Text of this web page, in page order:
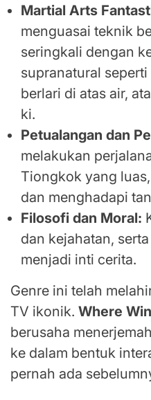
Martial Arts
menguasai teknik
seringkali dengan
supranatural
berlari di atas air,
ki.
Petualangan dan
melakukan
Tiongkok yang
dan menghadapi
Filosofi dan Moral:
dan kejahatan,
menjadi inti cerita.
Genre ini telah
TV ikonik. Where
berusaha
ke dalam bentuk
pernah ada